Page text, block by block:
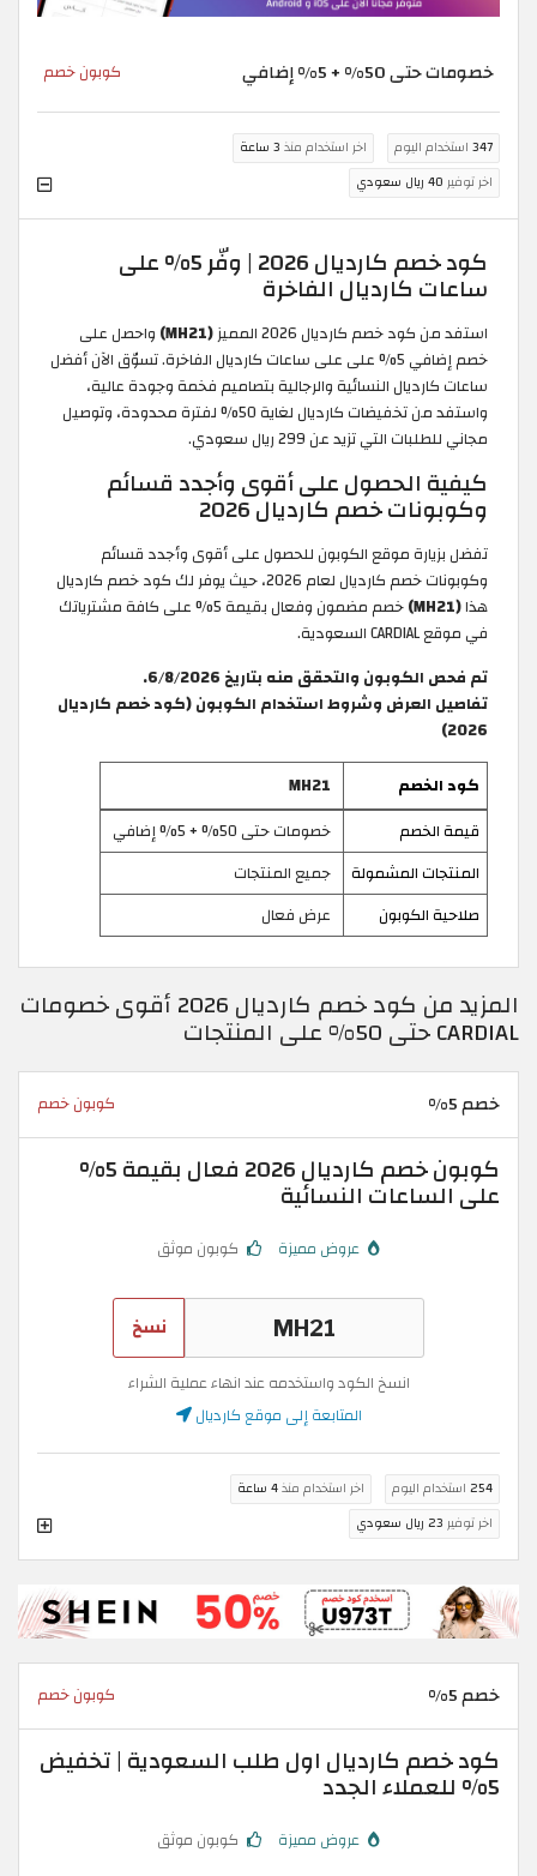
خصومات حتى 50% + 5% إضافي كوبون خصم
347 استخدام اليوم اخر استخدام منذ 3 ساعة
اخر توفير 40 ريال سعودي
كود خصم كارديال 2026 | وفّر 5% على
ساعات كارديال الفاخرة
استفد من كود خصم كارديال 2026 المميز (MH21)
واحصل على
خصم إضافي 5% على على ساعات كارديال الفاخرة. تسوّق الآن أفضل
ساعات كارديال النسائية والرجالية بتصاميم فخمة وجودة عالية،
واستفد من تخفيضات كارديال لغاية 50% لفترة محدودة، وتوصيل
مجاني للطلبات التي تزيد عن 299 ريال سعودي.
كيفية الحصول على أقوى وأجدد قسائم
وكوبونات خصم كارديال 2026
تفضل بزيارة موقع الكوبون للحصول على أقوى وأجدد قسائم
وكوبونات خصم كارديال لعام 2026، حيث يوفر لك كود خصم كارديال
هذا(MH21)
خصم مضمون وفعال بقيمة 5% على كافة مشترياتك
في موقع CARDIAL السعودية.
تم فحص الكوبون والتحقق منه بتاريخ 6/8/2026.
تفاصيل العرض وشروط استخدام الكوبون (كود خصم كارديال
2026)
كود الخصم
MH21
قيمة الخصم
خصومات حتى 50% + 5% إضافي
المنتجات المشمولة
جميع المنتجات
صلاحية الكوبون
عرض فعال
المزيد من كود خصم كارديال 2026 أقوى خصومات
CARDIAL حتى 50% على المنتجات
خصم 5% كوبون خصم
كوبون خصم كارديال 2026 فعال بقيمة 5%
على الساعات النسائية
عروض مميزة كوبون موثق
نسخ
انسخ الكود واستخدمه عند انهاء عملية الشراء
المتابعة إلى موقع كارديال
254 استخدام اليوم اخر استخدام منذ4 ساعة
اخر توفير 23 ريال سعودي
خصم 5% كوبون خصم
كود خصم كارديال اول طلب السعودية | تخفيض
5% للعملاء الجدد
عروض مميزة كوبون موثق